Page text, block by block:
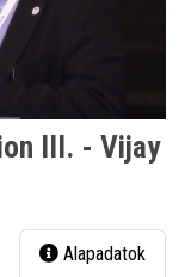
III. - Vijay
Alapadatok